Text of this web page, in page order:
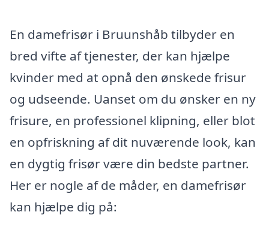
En damefrisør i Bruunshåb tilbyder en
bred vifte af tjenester, der kan hjælpe
kvinder med at opnå den ønskede frisur
og udseende. Uanset om du ønsker en ny
frisure, en professionel klipning, eller blot
en opfriskning af dit nuværende look, kan
en dygtig frisør være din bedste partner.
Her er nogle af de måder, en damefrisør
kan hjælpe dig på: